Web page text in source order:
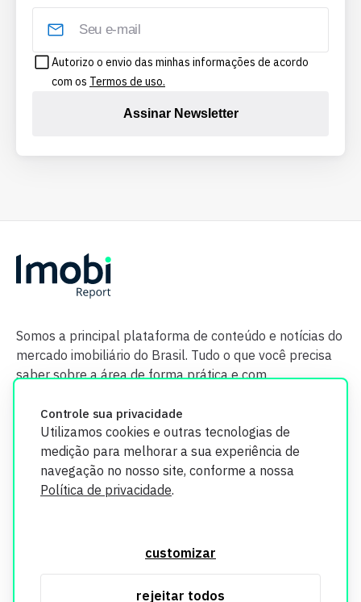
Controle sua privacidade
Utilizamos cookies e outras tecnologias de
medição para melhorar a sua experiência de
navegação no nosso site, conforme a nossa
Política de privacidade.
customizar
rejeitar todos
Autorizo o envio das minhas informações de acordo
com os Termos de uso.
Assinar Newsletter
Somos a principal plataforma de conteúdo e notícias do
mercado imobiliário do Brasil. Tudo o que você precisa
saber sobre a área de forma prática e com
segurança. Todos os dados coletados em nosso site são
utilizados exclusivamente para fins de aprimoramento de
informações, consulte nossa Política de Privacidade.